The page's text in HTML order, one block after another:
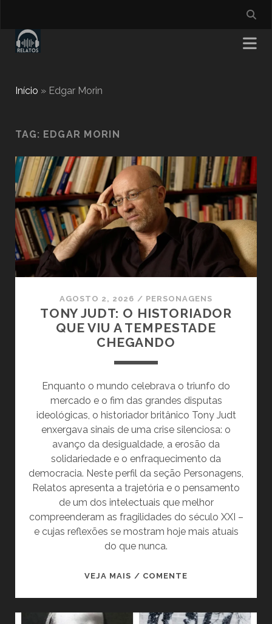
Início » Edgar Morin
TAG: EDGAR MORIN
AGOSTO 2, 2026 / PERSONAGENS
TONY JUDT: O HISTORIADOR
QUE VIU A TEMPESTADE
CHEGANDO
Enquanto o mundo celebrava o triunfo do
mercado e o fim das grandes disputas
ideológicas, o historiador britânico Tony Judt
enxergava sinais de uma crise silenciosa: o
avanço da desigualdade, a erosão da
solidariedade e o enfraquecimento da
democracia. Neste perfil da seção Personagens,
Relatos apresenta a trajetória e o pensamento
de um dos intelectuais que melhor
compreenderam as fragilidades do século XXI –
e cujas reflexões se mostram hoje mais atuais
do que nunca.
VEJA MAIS / COMENTETONY
HISTORIADOR